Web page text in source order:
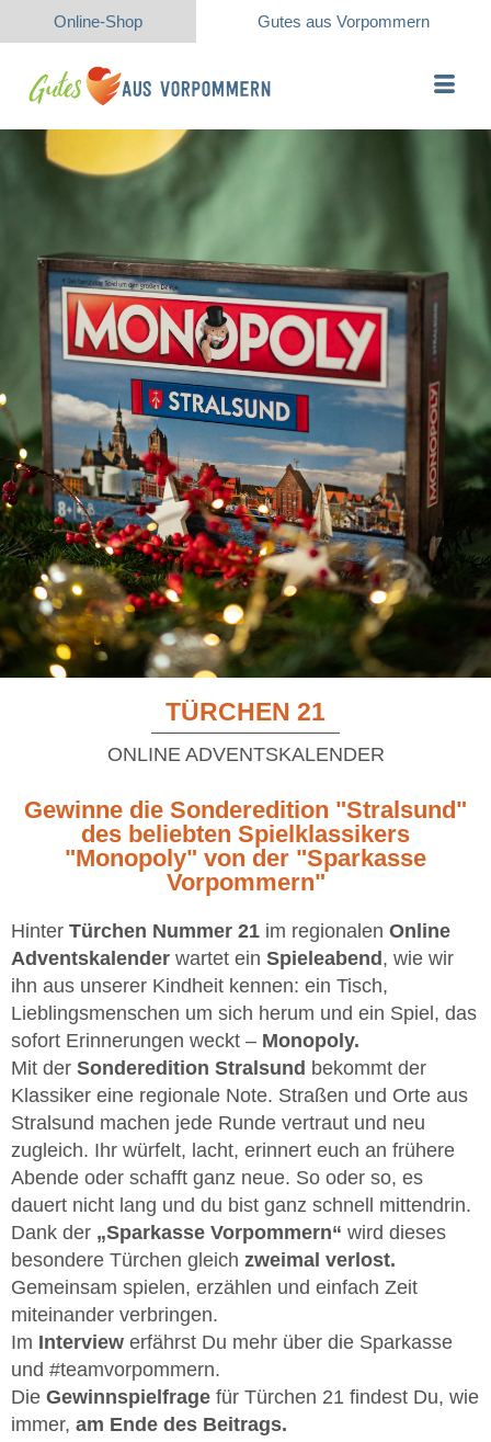
Online-Shop Gutes aus Vorpommern
TÜRCHEN 21
ONLINE ADVENTSKALENDER
Gewinne die Sonderedition "Stralsund"
des beliebten Spielklassikers
"Monopoly" von der "Sparkasse
Vorpommern"
Hinter Türchen Nummer 21 im regionalen Online
Adventskalender wartet ein Spieleabend , wie wir
ihn aus unserer Kindheit kennen: ein Tisch,
Lieblingsmenschen um sich herum und ein Spiel, das
sofort Erinnerungen weckt – Monopoly.
Mit der Sonderedition Stralsund bekommt der
Klassiker eine regionale Note. Straßen und Orte aus
Stralsund machen jede Runde vertraut und neu
zugleich. Ihr würfelt, lacht, erinnert euch an frühere
Abende oder schafft ganz neue. So oder so, es
dauert nicht lang und du bist ganz schnell mittendrin.
Dank der „Sparkasse Vorpommern“ wird dieses
besondere Türchen gleich zweimal verlost.
Gemeinsam spielen, erzählen und einfach Zeit
miteinander verbringen.
Im Interview erfährst Du mehr über die Sparkasse
und #teamvorpommern.
Die Gewinnspielfrage für Türchen 21 findest Du, wie
immer, am Ende des Beitrags.